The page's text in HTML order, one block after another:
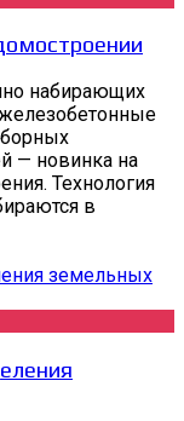
набирающих
— новинка на
Технология
в